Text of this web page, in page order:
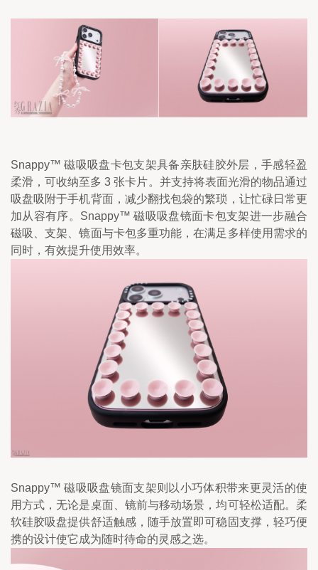
Snappy™ 磁吸吸盘卡包支架具备亲肤硅胶外层，手感轻盈
柔滑，可收纳至多 3 张卡片。并支持将表面光滑的物品通过
吸盘吸附于手机背面，减少翻找包袋的繁琐，让忙碌日常更
加从容有序。Snappy™ 磁吸吸盘镜面卡包支架进一步融合
磁吸、支架、镜面与卡包多重功能，在满足多样使用需求的
同时，有效提升使用效率。
Snappy™ 磁吸吸盘镜面支架则以小巧体积带来更灵活的使
用方式，无论是桌面、镜前与移动场景，均可轻松适配。柔
软硅胶吸盘提供舒适触感，随手放置即可稳固支撑，轻巧便
携的设计使它成为随时待命的灵感之选。